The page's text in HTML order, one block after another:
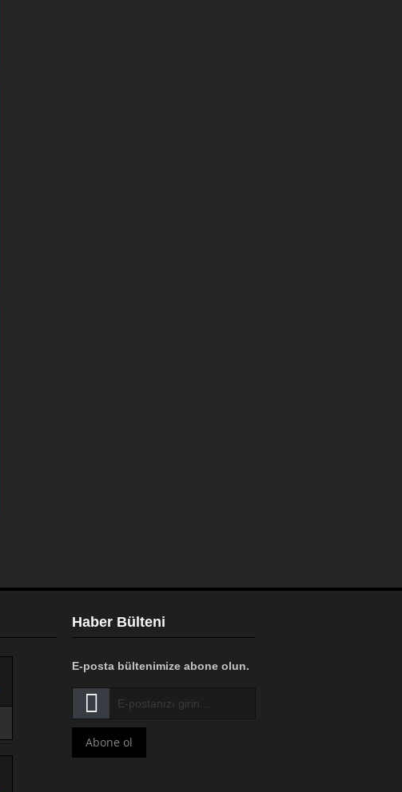
Haber Bülteni
E-posta bültenimize abone olun.
Abone ol